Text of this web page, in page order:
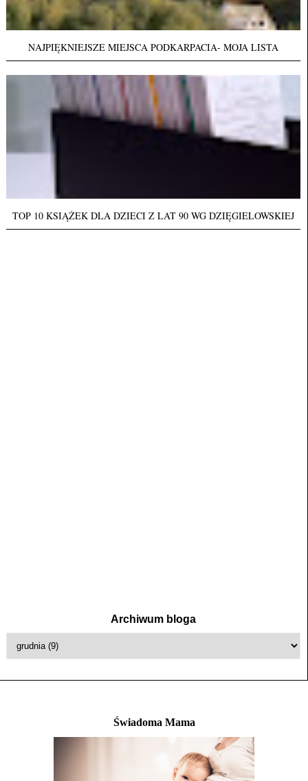
NAJPIĘKNIEJSZE MIEJSCA PODKARPACIA- MOJA LISTA
TOP 10 KSIĄŻEK DLA DZIECI Z LAT 90 WG DZIĘGIELOWSKIEJ
Archiwum bloga
Świadoma Mama